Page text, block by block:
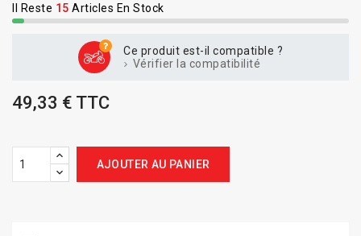
Il Reste 15 Articles En Stock
Ce produit est-il compatible ?
Vérifier la compatibilité
49,33 € TTC
AJOUTER AU PANIER